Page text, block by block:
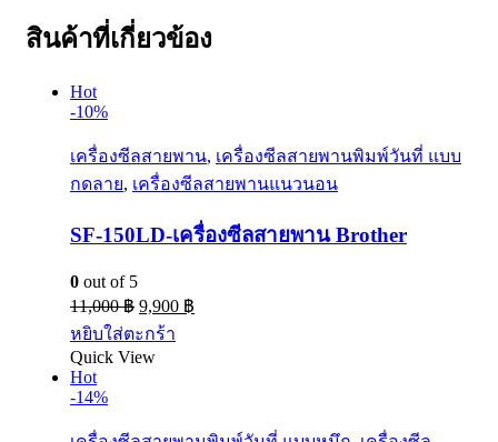
สินค้าที่เกี่ยวข้อง
Hot
-10%
เครื่องซีลสายพาน, เครื่องซีลสายพานพิมพ์วันที่ แบบ
กดลาย, เครื่องซีลสายพานแนวนอน
SF-150LD-เครื่องซีลสายพาน Brother
0 out of 5
11,000฿ 9,900 ฿
หยิบใส่ตะกร้า
Quick View
Hot
-14%